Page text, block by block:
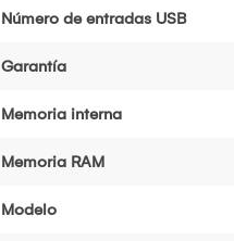
Número de entradas USB
Garantía
Memoria interna
Memoria RAM
Modelo